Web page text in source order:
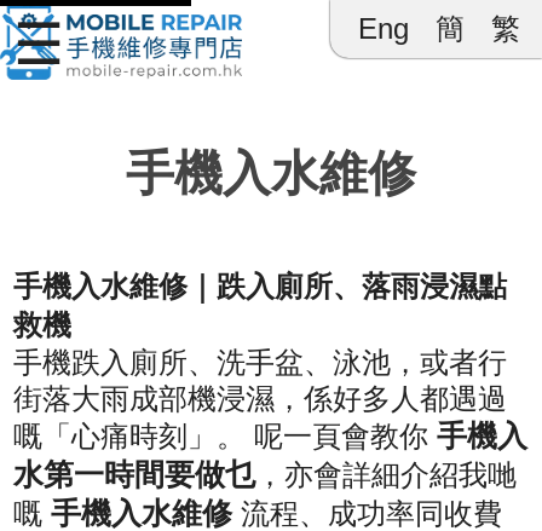
Eng 簡 繁
☰
手機入水維修
手機入水維修｜跌入廁所、落雨浸濕點
救機
手機跌入廁所、洗手盆、泳池，或者行
街落大雨成部機浸濕，係好多人都遇過
嘅「心痛時刻」。 呢一頁會教你手機入
水第一時間要做乜，亦會詳細介紹我哋
嘅手機入水維修流程、成功率同收費